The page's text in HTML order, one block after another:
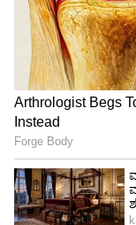
Image Credit :
4. ಇಸ್ತ್ರಿ
ಸಿಲ್ಕ್ ಸೀರೆ ಮೇಲೆ
ಮೊದಲು ಹತ್ತಿಯ
ಮಾಡಿದರೆ ಸೀರೆ